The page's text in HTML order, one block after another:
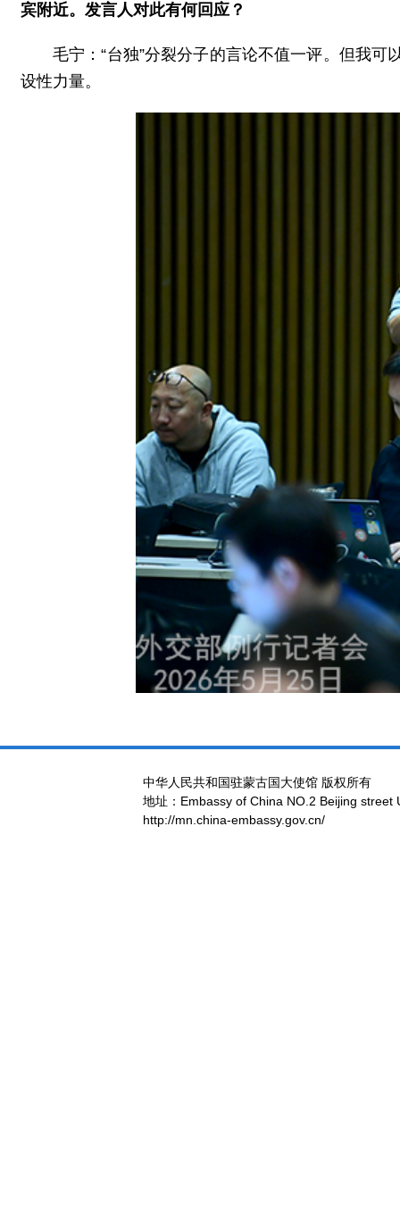
宾附近。发言人对此有何回应？
毛宁：“台独”分裂分子的言论不值一评。但我
设性力量。
中华人民共和国驻蒙古国大使馆 版权所有
地址：Embassy of China NO.2 Beijing street
http://mn.china-embassy.gov.cn/